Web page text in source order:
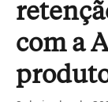
com a